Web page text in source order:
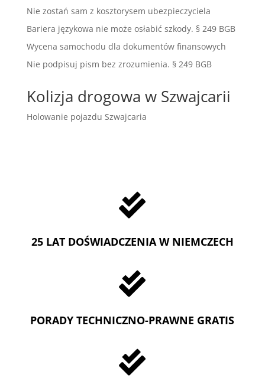
Nie zostań sam z kosztorysem ubezpieczyciela
Bariera językowa nie może osłabić szkody. § 249 BGB
Wycena samochodu dla dokumentów finansowych
Nie podpisuj pism bez zrozumienia. § 249 BGB
Kolizja drogowa w Szwajcarii
Holowanie pojazdu Szwajcaria

25 LAT DOŚWIADCZENIA W NIEMCZECH

PORADY TECHNICZNO-PRAWNE GRATIS
